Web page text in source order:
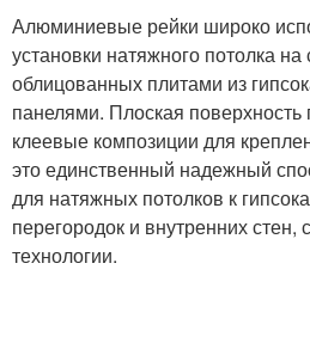
Алюминиевые рейки широко
установки натяжного потолка на
облицованных плитами из
панелями. Плоская поверхность
клеевые композиции для
это единственный надежный
для натяжных потолков к
перегородок и внутренних
технологии.